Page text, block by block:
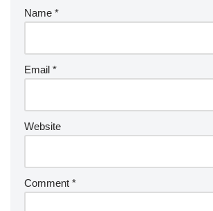
Name *
Email *
Website
Comment *